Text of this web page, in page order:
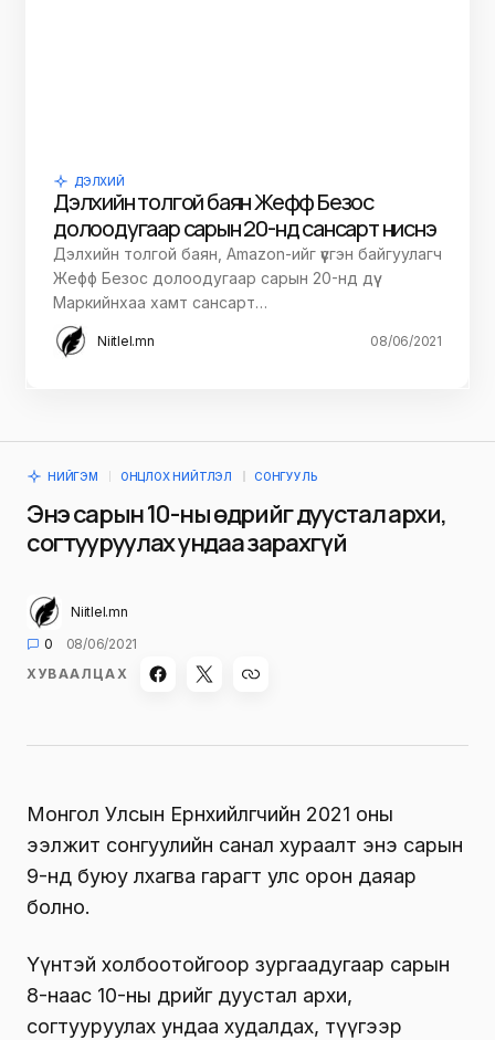
ДЭЛХИЙ
Дэлхийн толгой баян Жефф Безос
долоодугаар сарын 20-нд сансарт ниснэ
Дэлхийн толгой баян, Amazon-ийг үүсгэн байгуулагч
Жефф Безос долоодугаар сарын 20-нд дүү
Маркийнхаа хамт сансарт…
Niitlel.mn 08/06/2021
НИЙГЭМ ОНЦЛОХ НИЙТЛЭЛ СОНГУУЛЬ
Энэ сарын 10-ны өдрийг дуустал архи,
согтууруулах ундаа зарахгүй
Niitlel.mn
0
08/06/2021
ХУВААЛЦАХ
Монгол Улсын Ерөнхийлөгчийн 2021 оны
ээлжит сонгуулийн санал хураалт энэ сарын
9-нд буюу лхагва гарагт улс орон даяар
болно.
Үүнтэй холбоотойгоор зургаадугаар сарын
8-наас 10-ны өдрийг дуустал архи,
согтууруулах ундаа худалдах, түүгээр